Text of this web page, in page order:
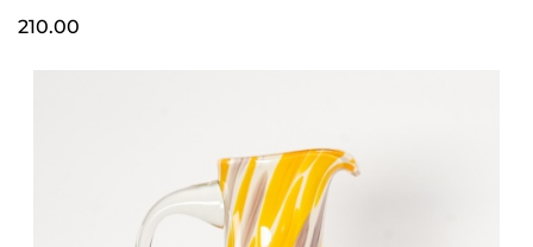
210.00